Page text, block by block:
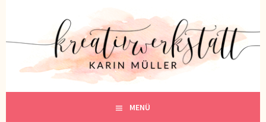
KREATIVWERKSTATT
KREATIV SEIN
MENÜ